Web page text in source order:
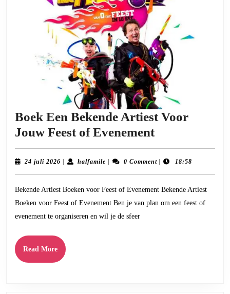
Boek Een Bekende Artiest Voor
Jouw Feest of EvenementBoek
Een
Bekende
Artiest
Voor
Jouw
24 juli 2026 24| halfamilehalfamile
| 0 Comment | 18:58
Bekende Artiest Boeken voor Feest of Evenement Bekende Artiest
Boeken voor Feest of Evenement Ben je van plan om een feest of
evenement te organiseren en wil je de sfeer
Read MoreRead
More